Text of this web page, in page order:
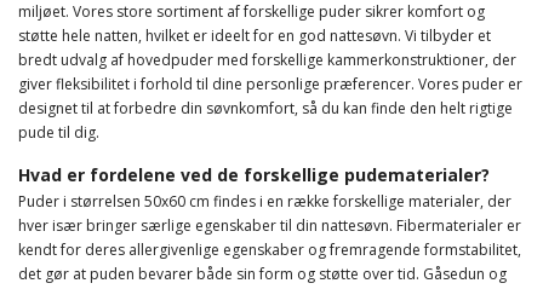
miljøet. Vores store sortiment af forskellige puder sikrer komfort og
støtte hele natten, hvilket er ideelt for en god nattesøvn. Vi tilbyder et
bredt udvalg af hovedpuder med forskellige kammerkonstruktioner, der
giver fleksibilitet i forhold til dine personlige præferencer. Vores puder er
designet til at forbedre din søvnkomfort, så du kan finde den helt rigtige
pude til dig.
Hvad er fordelene ved de forskellige pudematerialer?
Puder i størrelsen 50x60 cm findes i en række forskellige materialer, der
hver især bringer særlige egenskaber til din nattesøvn. Fibermaterialer er
kendt for deres allergivenlige egenskaber og fremragende formstabilitet,
det gør at puden bevarer både sin form og støtte over tid. Gåsedun og